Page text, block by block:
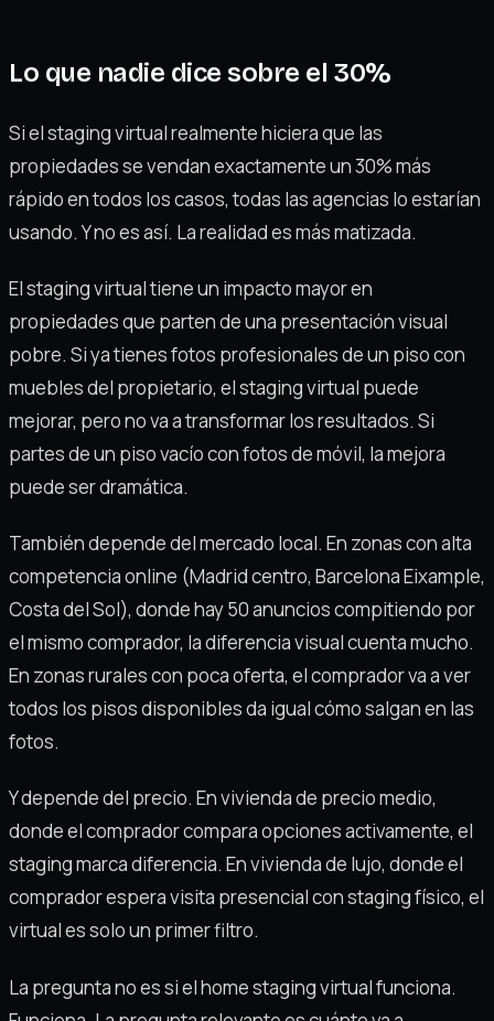
Lo que nadie dice sobre el 30%
Si el staging virtual realmente hiciera que las
propiedades se vendan exactamente un 30% más
rápido en todos los casos, todas las agencias lo estarían
usando. Y no es así. La realidad es más matizada.
El staging virtual tiene un impacto mayor en
propiedades que parten de una presentación visual
pobre. Si ya tienes fotos profesionales de un piso con
muebles del propietario, el staging virtual puede
mejorar, pero no va a transformar los resultados. Si
partes de un piso vacío con fotos de móvil, la mejora
puede ser dramática.
También depende del mercado local. En zonas con alta
competencia online (Madrid centro, Barcelona Eixample,
Costa del Sol), donde hay 50 anuncios compitiendo por
el mismo comprador, la diferencia visual cuenta mucho.
En zonas rurales con poca oferta, el comprador va a ver
todos los pisos disponibles da igual cómo salgan en las
fotos.
Y depende del precio. En vivienda de precio medio,
donde el comprador compara opciones activamente, el
staging marca diferencia. En vivienda de lujo, donde el
comprador espera visita presencial con staging físico, el
virtual es solo un primer filtro.
La pregunta no es si el home staging virtual funciona.